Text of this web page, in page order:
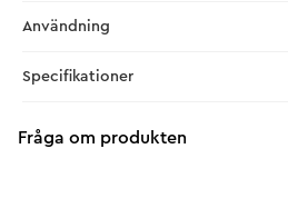
Användning
Specifikationer
Fråga om produkten